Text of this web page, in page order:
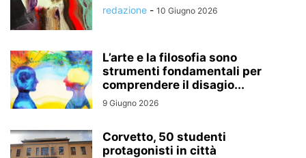
redazione - 10 Giugno 2026
L’arte e la filosofia sono
strumenti fondamentali per
comprendere il disagio...
9 Giugno 2026
Corvetto, 50 studenti
protagonisti in città